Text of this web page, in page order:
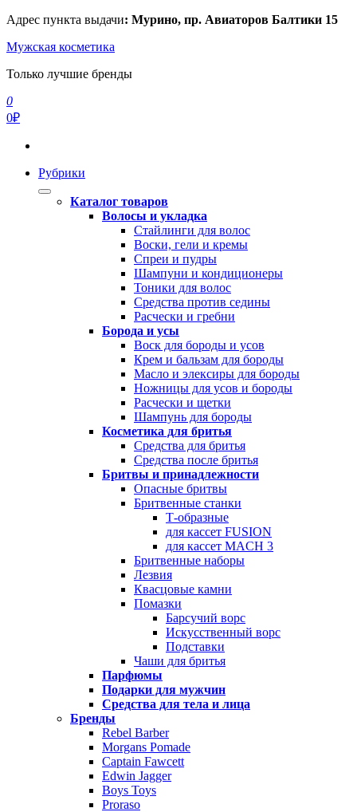
Перейти
содержимому
Адрес пункта выдачи: Мурино, пр. Авиаторов Балтики 15
Мужская косметика
Только лучшие бренды
0
0₽
Рубрики
Каталог товаров
Волосы и укладка
Стайлинги для волос
Воски, гели и кремы
Спреи и пудры
Шампуни и кондиционеры
Тоники для волос
Средства против седины
Расчески и гребни
Борода и усы
Воск для бороды и усов
Крем и бальзам для бороды
Масло и элексиры для бороды
Ножницы для усов и бороды
Расчески и щетки
Шампунь для бороды
Косметика для бритья
Средства для бритья
Средства после бритья
Бритвы и принадлежности
Опасные бритвы
Бритвенные станки
Т-образные
для кассет FUSION
для кассет MACH 3
Бритвенные наборы
Лезвия
Квасцовые камни
Помазки
Барсучий ворс
Искусственный ворс
Подставки
Чаши для бритья
Парфюмы
Подарки для мужчин
Средства для тела и лица
Бренды
Rebel Barber
Morgans Pomade
Captain Fawcett
Edwin Jagger
Boys Toys
Proraso